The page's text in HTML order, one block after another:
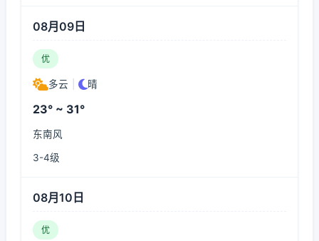
08月09日
优
多云 晴
23° ~ 31°
东南风
3-4级
08月10日
优